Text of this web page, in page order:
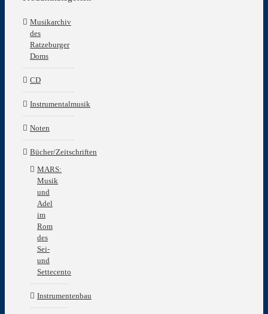
Musikarchiv
des
Ratzeburger
Doms
CD
Instrumentalmusik
Noten
Bücher/Zeitschriften
MARS:
Musik
und
Adel
im
Rom
des
Sei-
und
Settecento
Instrumentenbau